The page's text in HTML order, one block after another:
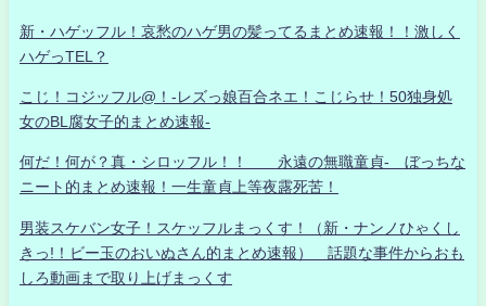
新・ハゲッフル！哀愁のハゲ男の髪ってるまとめ速報！！激しく
ハゲっTEL？
こじ！コジッフル@！-レズっ娘百合ネエ！こじらせ！50独身処
女のBL腐女子的まとめ速報-
何だ！何が？真・シロッフル！！ 永遠の無職童貞- ぼっちな
ニート的まとめ速報！一生童貞上等夜露死苦！
男装スケバン女子！スケッフルまっくす！（新・ナンノひゃくし
きっ!！ビー玉のおいぬさん的まとめ速報） 話題な事件からおも
しろ動画まで取り上げまっくす